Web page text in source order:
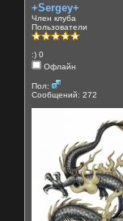
+Sergey+
Член клуба
Пользователи
:) 0
Офлайн
Пол:
Сообщений: 272